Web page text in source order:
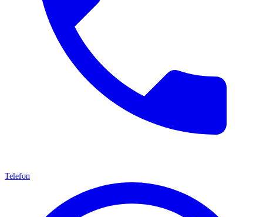
Telefon